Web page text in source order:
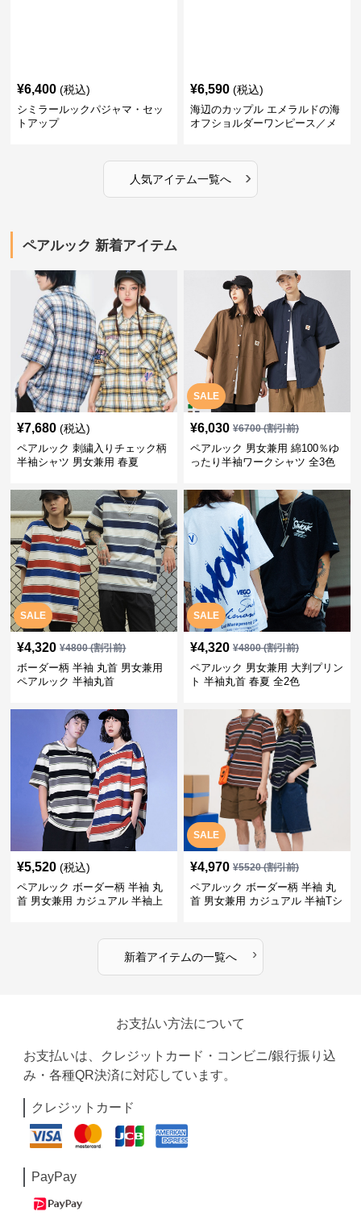
¥6,400 (税込)
シミラールックパジャマ・セッ
トアップ
¥6,590 (税込)
海辺のカップル エメラルドの海
オフショルダーワンピース／メ
人気アイテム一覧へ ›
ペアルック 新着アイテム
¥7,680 (税込)
ペアルック 刺繍入りチェック柄
半袖シャツ 男女兼用 春夏
SALE
¥6,030 ¥6700(割引前)
ペアルック 男女兼用 綿100％ゆ
ったり半袖ワークシャツ 全3色
SALE
¥4,320 ¥4800(割引前)
ボーダー柄 半袖 丸首 男女兼用
ペアルック 半袖丸首
SALE
¥4,320 ¥4800(割引前)
ペアルック 男女兼用 大判プリン
ト 半袖丸首 春夏 全2色
¥5,520 (税込)
ペアルック ボーダー柄 半袖 丸
首 男女兼用 カジュアル 半袖上
SALE
¥4,970 ¥5520(割引前)
ペアルック ボーダー柄 半袖 丸
首 男女兼用 カジュアル 半袖Tシ
新着アイテムの一覧へ ›
お支払い方法について
お支払いは、クレジットカード・コンビニ/銀行振り込
み・各種QR決済に対応しています。
クレジットカード
PayPay